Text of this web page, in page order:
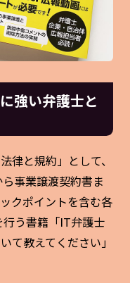
強い弁護士と
律と規約」として、
事業譲渡契約書ま
クポイントを含む各
行う書籍「IT弁護士
て教えてください」